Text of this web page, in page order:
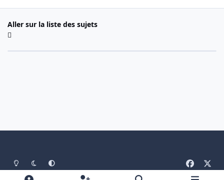
Aller sur la liste des sujets
Light ModeMode sombreSystem Preference
a